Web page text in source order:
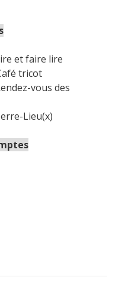
et faire lire
tricot
vous des
Lieu(x)